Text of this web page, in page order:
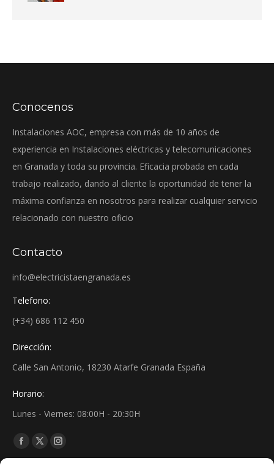
Conocenos
Instalaciones AOC, empresa con más de 10 años de
experiencia en Instalaciones eléctricas y telecomunicaciones
en Granada y toda su provincia. Eficacia probada en cada
trabajo realizado, dando al cliente la oportunidad de tener la
máxima confianza en nosotros para realizar cualquier servicio
relacionado con nuestro oficio
Contacto
info@electricistaengranada.es
Telefono:
(+34) 686 112 450
Dirección:
Calle San Antonio, 18230 Atarfe Granada España
Horario:
Lunes - Viernes: 08:00H - 20:30H
Find us on:
Facebook
X
Instagram